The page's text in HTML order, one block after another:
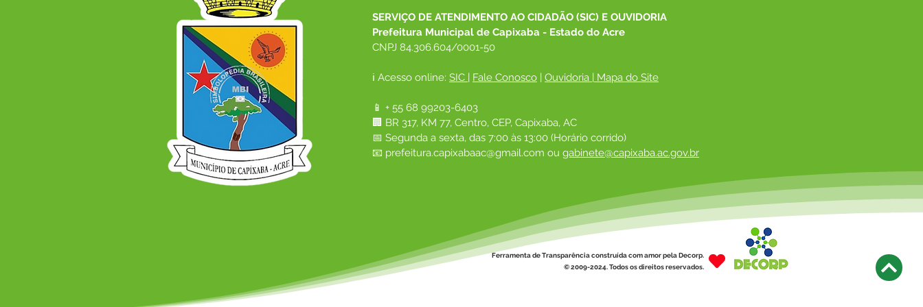
"SAÚDE, DEMOCRACIA,
SOBERANIA E SUS: CUIDAR
DO POVO É CUIDAR DO
BRASIL", EM CAPIXABA
gratuitos
SERVIÇO DE ATENDIMENTO AO CIDADÃO (SIC) E OUVIDORIA
Prefeitura Municipal de Capixaba - Estado do Acre
CNPJ 84.306.604/0001-50
ℹ️ Acesso online: SIC Fale Conosco Ouvidoria Mapa do Site
📱 + 55 68 99203-6403
🏢 BR 317, KM 77, Centro, CEP, Capixaba, AC
📅 Segunda a sexta, das 7:00 às 13:00 (Horário corrido)
📧 prefeitura.capixabaac@gmail.com ou gabinete@capixaba.ac.gov.br
Ferramenta de Transparência construída com amor pela Decorp.
© 2009-2024. Todos os direitos reservados.